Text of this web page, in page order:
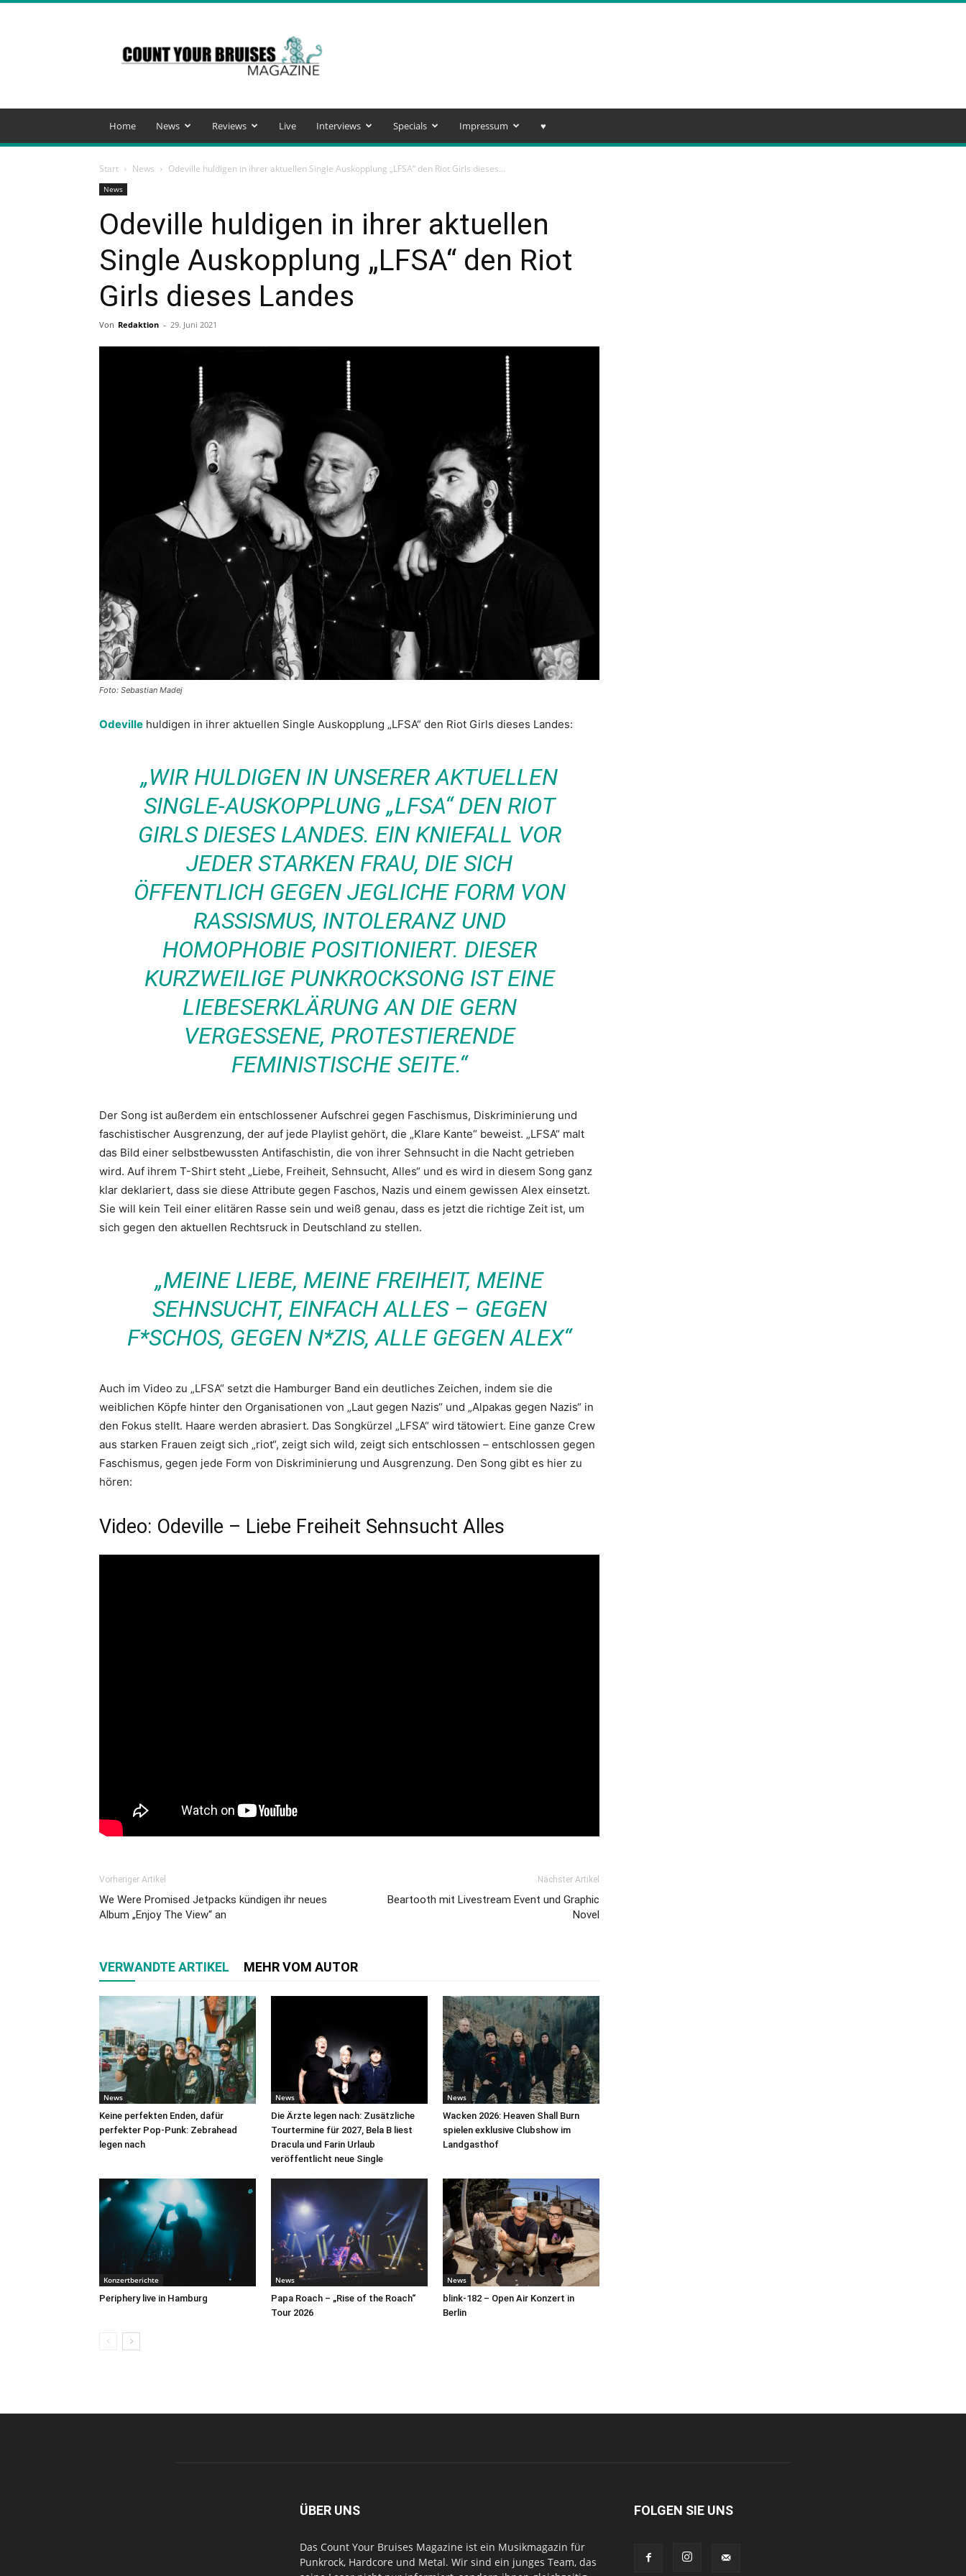
Your
Bruises
Magazine
Home News Reviews Live Interviews Specials Impressum ♥️
Start News Odeville huldigen in ihrer aktuellen Single Auskopplung „LFSA“ den Riot Girls dieses...
News
Odeville huldigen in ihrer aktuellen
Single Auskopplung „LFSA“ den Riot
Girls dieses Landes
Von Redaktion - 29. Juni 2021
Foto: Sebastian Madej
Odeville huldigen in ihrer aktuellen Single Auskopplung „LFSA“ den Riot Girls dieses Landes:
„WIR HULDIGEN IN UNSERER AKTUELLEN
SINGLE-AUSKOPPLUNG „LFSA“ DEN RIOT
GIRLS DIESES LANDES. EIN KNIEFALL VOR
JEDER STARKEN FRAU, DIE SICH
ÖFFENTLICH GEGEN JEGLICHE FORM VON
RASSISMUS, INTOLERANZ UND
HOMOPHOBIE POSITIONIERT. DIESER
KURZWEILIGE PUNKROCKSONG IST EINE
LIEBESERKLÄRUNG AN DIE GERN
VERGESSENE, PROTESTIERENDE
FEMINISTISCHE SEITE.“
Der Song ist außerdem ein entschlossener Aufschrei gegen Faschismus, Diskriminierung und
faschistischer Ausgrenzung, der auf jede Playlist gehört, die „Klare Kante“ beweist. „LFSA“ malt
das Bild einer selbstbewussten Antifaschistin, die von ihrer Sehnsucht in die Nacht getrieben
wird. Auf ihrem T-Shirt steht „Liebe, Freiheit, Sehnsucht, Alles“ und es wird in diesem Song ganz
klar deklariert, dass sie diese Attribute gegen Faschos, Nazis und einem gewissen Alex einsetzt.
Sie will kein Teil einer elitären Rasse sein und weiß genau, dass es jetzt die richtige Zeit ist, um
sich gegen den aktuellen Rechtsruck in Deutschland zu stellen.
„MEINE LIEBE, MEINE FREIHEIT, MEINE
SEHNSUCHT, EINFACH ALLES – GEGEN
F*SCHOS, GEGEN N*ZIS, ALLE GEGEN ALEX“
Auch im Video zu „LFSA“ setzt die Hamburger Band ein deutliches Zeichen, indem sie die
weiblichen Köpfe hinter den Organisationen von „Laut gegen Nazis“ und „Alpakas gegen Nazis“ in
den Fokus stellt. Haare werden abrasiert. Das Songkürzel „LFSA“ wird tätowiert. Eine ganze Crew
aus starken Frauen zeigt sich „riot“, zeigt sich wild, zeigt sich entschlossen – entschlossen gegen
Faschismus, gegen jede Form von Diskriminierung und Ausgrenzung. Den Song gibt es hier zu
hören:
Video: Odeville – Liebe Freiheit Sehnsucht Alles
Vorheriger Artikel
We Were Promised Jetpacks kündigen ihr neues
Album „Enjoy The View“ an
Nächster Artikel
Beartooth mit Livestream Event und Graphic
Novel
VERWANDTE ARTIKEL MEHR VOM AUTOR
News
Keine perfekten Enden, dafür
perfekter Pop-Punk: Zebrahead
legen nach
News
Die Ärzte legen nach: Zusätzliche
Tourtermine für 2027, Bela B liest
Dracula und Farin Urlaub
veröffentlicht neue Single
News
Wacken 2026: Heaven Shall Burn
spielen exklusive Clubshow im
Landgasthof
Konzertberichte
Periphery live in Hamburg
News
Papa Roach – „Rise of the Roach“
Tour 2026
News
blink-182 – Open Air Konzert in
Berlin
ÜBER UNS
Das Count Your Bruises Magazine ist ein Musikmagazin für
Punkrock, Hardcore und Metal. Wir sind ein junges Team, das
FOLGEN SIE UNS